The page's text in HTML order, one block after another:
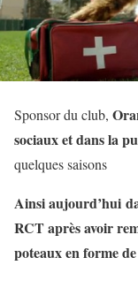
Sponsor du club,
sociaux et dans la
quelques saisons
Ainsi aujourd’hui
RCT après avoir
poteaux en forme